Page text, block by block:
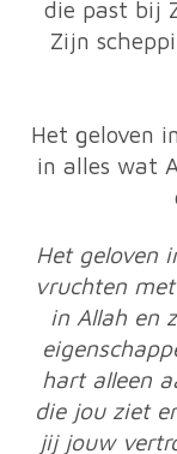
die past bij
Zijn
Het geloven
in alles wat
Het geloven
vruchten
in Allah en
hart alleen
die jou ziet
jij jouw